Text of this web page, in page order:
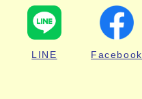
LINE Facebook